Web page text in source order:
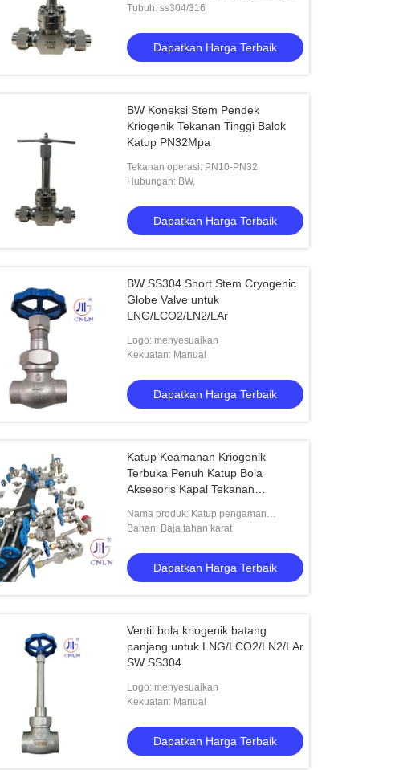
Ujung Pengelasan Suhu Rendah DN25
Panjang Stem Valve
Handwheel Batang Panjang
Globe Katup SS Melalui Way Type
Globe Valve Short-stem
Tubuh: ss304/316
Dapatkan Harga Terbaik
BW Koneksi Stem Pendek
Kriogenik Tekanan Tinggi Balok
Katup PN32Mpa
Tekanan operasi: PN10-PN32
Hubungan: BW,
Dapatkan Harga Terbaik
BW SS304 Short Stem Cryogenic
Globe Valve untuk
LNG/LCO2/LN2/LAr
Logo: menyesuaikan
Kekuatan: Manual
Dapatkan Harga Terbaik
Katup Keamanan Kriogenik
Terbuka Penuh Katup Bola
Aksesoris Kapal Tekanan
Nama produk: Katup pengaman
kriogenik -196℃~80℃
Bahan: Baja tahan karat
Dapatkan Harga Terbaik
Ventil bola kriogenik batang
panjang untuk LNG/LCO2/LN2/LAr
SW SS304
Logo: menyesuaikan
Kekuatan: Manual
Dapatkan Harga Terbaik